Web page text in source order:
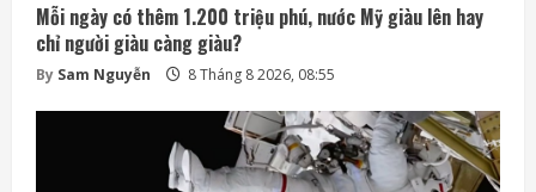
Mỗi ngày có thêm 1.200 triệu phú, nước Mỹ giàu lên hay
chỉ người giàu càng giàu?
By Sam Nguyễn 8 Tháng 8 2026, 08:55